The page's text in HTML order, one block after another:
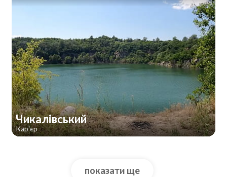
Чикалівський
Кар'єр
показати ще